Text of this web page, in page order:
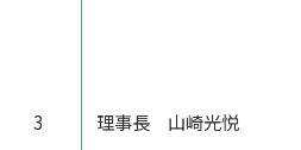
3 理事長 山崎光悦